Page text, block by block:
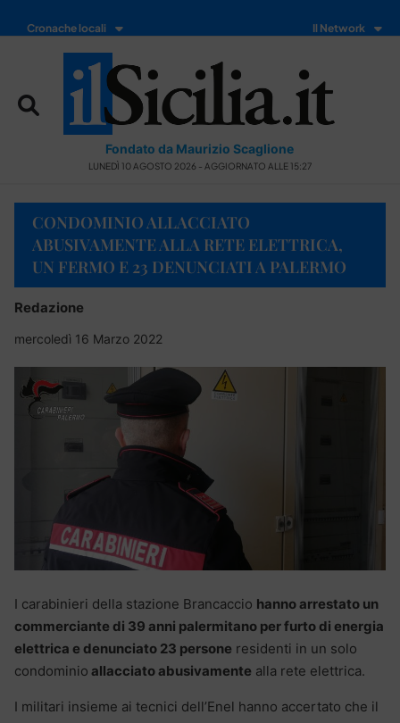
Cronache locali Il Network
Fondato da Maurizio Scaglione
LUNEDÌ 10 AGOSTO 2026 - AGGIORNATO ALLE 15:27
CONDOMINIO ALLACCIATO
ABUSIVAMENTE ALLA RETE ELETTRICA,
UN FERMO E 23 DENUNCIATI A PALERMO
Redazione
mercoledì 16 Marzo 2022
I carabinieri della stazione Brancaccio hanno arrestato un
commerciante di 39 anni palermitano per furto di energia
elettrica e denunciato 23 persone residenti in un solo
condominio allacciato abusivamente alla rete elettrica.
I militari insieme ai tecnici dell’Enel hanno accertato che il